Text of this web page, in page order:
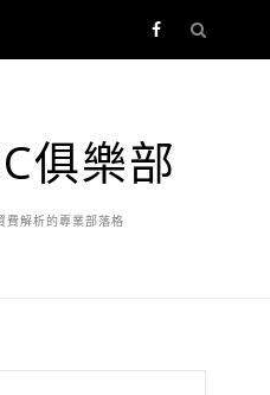
俱樂部
費解析的專業部落格